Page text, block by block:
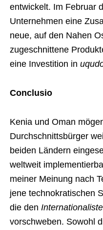
entwickelt. Im Februar
Unternehmen eine
neue, auf den Nahen
zugeschnittene
eine Investition in
Conclusio
Kenia und Oman
Durchschnittsbürger
beiden Ländern
weltweit
meiner Meinung nach
jene technokratischen
die den
vorschweben. Sowohl